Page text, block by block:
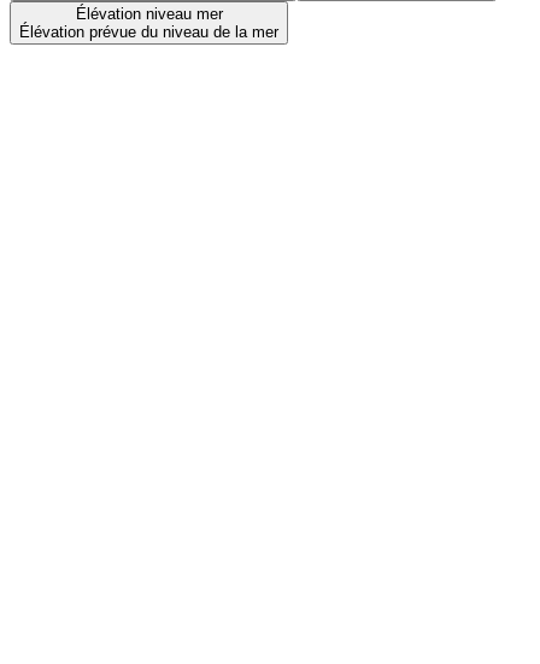
Élévation niveau mer
Élévation prévue du niveau de la mer